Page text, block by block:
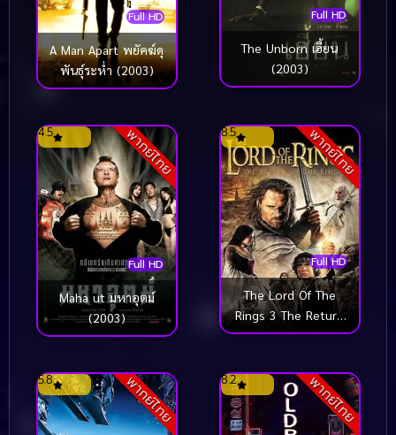
Full HD
A Man Apart พยัคฆ์ดุ
พันธุ์ระห่ำ (2003)
Full HD
The Unborn เฮี้ยน
(2003)
พากย์ไทย
Full HD
4.5
Maha ut มหาอุตม์
(2003)
พากย์ไทย
Full HD
8.5
The Lord Of The
Rings 3 The Return
Of The King มหา
พากย์ไทย
5.8 พากย์ไทย
8.2